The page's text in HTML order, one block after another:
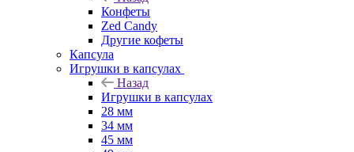
Конфеты
Zed Candy
Другие кофеты
Капсула
Игрушки в капсулах
Назад
Игрушки в капсулах
28 мм
34 мм
45 мм